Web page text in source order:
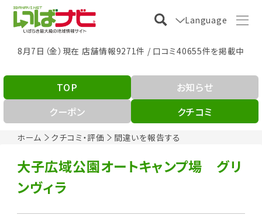
Language
8月7日（金）現在 店舗情報9271件 / 口コミ40655件を掲載中
ホーム クチコミ・評価 間違いを報告する
TOP
お知らせ
クーポン
クチコミ
大子広域公園オートキャンプ場 グリ
ンヴィラ